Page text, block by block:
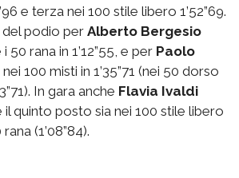
e terza nei 100 stile libero 1’52”69.
podio per Alberto Bergesio
50 rana in 1’12”55, e per Paolo
100 misti in 1’35”71 (nei 50 dorso
In gara anche Flavia Ivaldi
quinto posto sia nei 100 stile libero
(1’08”84).